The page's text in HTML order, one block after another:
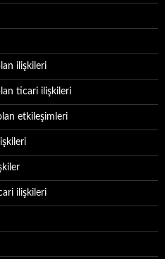
ilişkileri
ticari ilişkileri
etkileşimleri
ilişkileri